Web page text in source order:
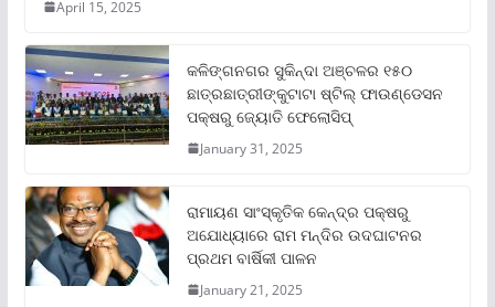
April 15, 2025
କଳିଙ୍ଗନଗର ସୁକିନ୍ଦା ଅଞ୍ଚଳର ୧୫୦
ଛାତ୍ରଛାତ୍ରୀଙ୍କୁଟାଟା ଷ୍ଟିଲ୍ ଫାଉଣ୍ଡେସନ
ପକ୍ଷରୁ ଜ୍ୟୋତି ଫେଲୋସିପ୍‌
January 31, 2025
ରାମାୟଣ ସାଂସ୍କୃତିକ କେନ୍ଦ୍ର ପକ୍ଷରୁ
ଅଯୋଧ୍ୟାରେ ରାମ ମନ୍ଦିର ଉଦଘାଟନର
ପ୍ରଥମ ବାର୍ଷିକୀ ପାଳନ
January 21, 2025